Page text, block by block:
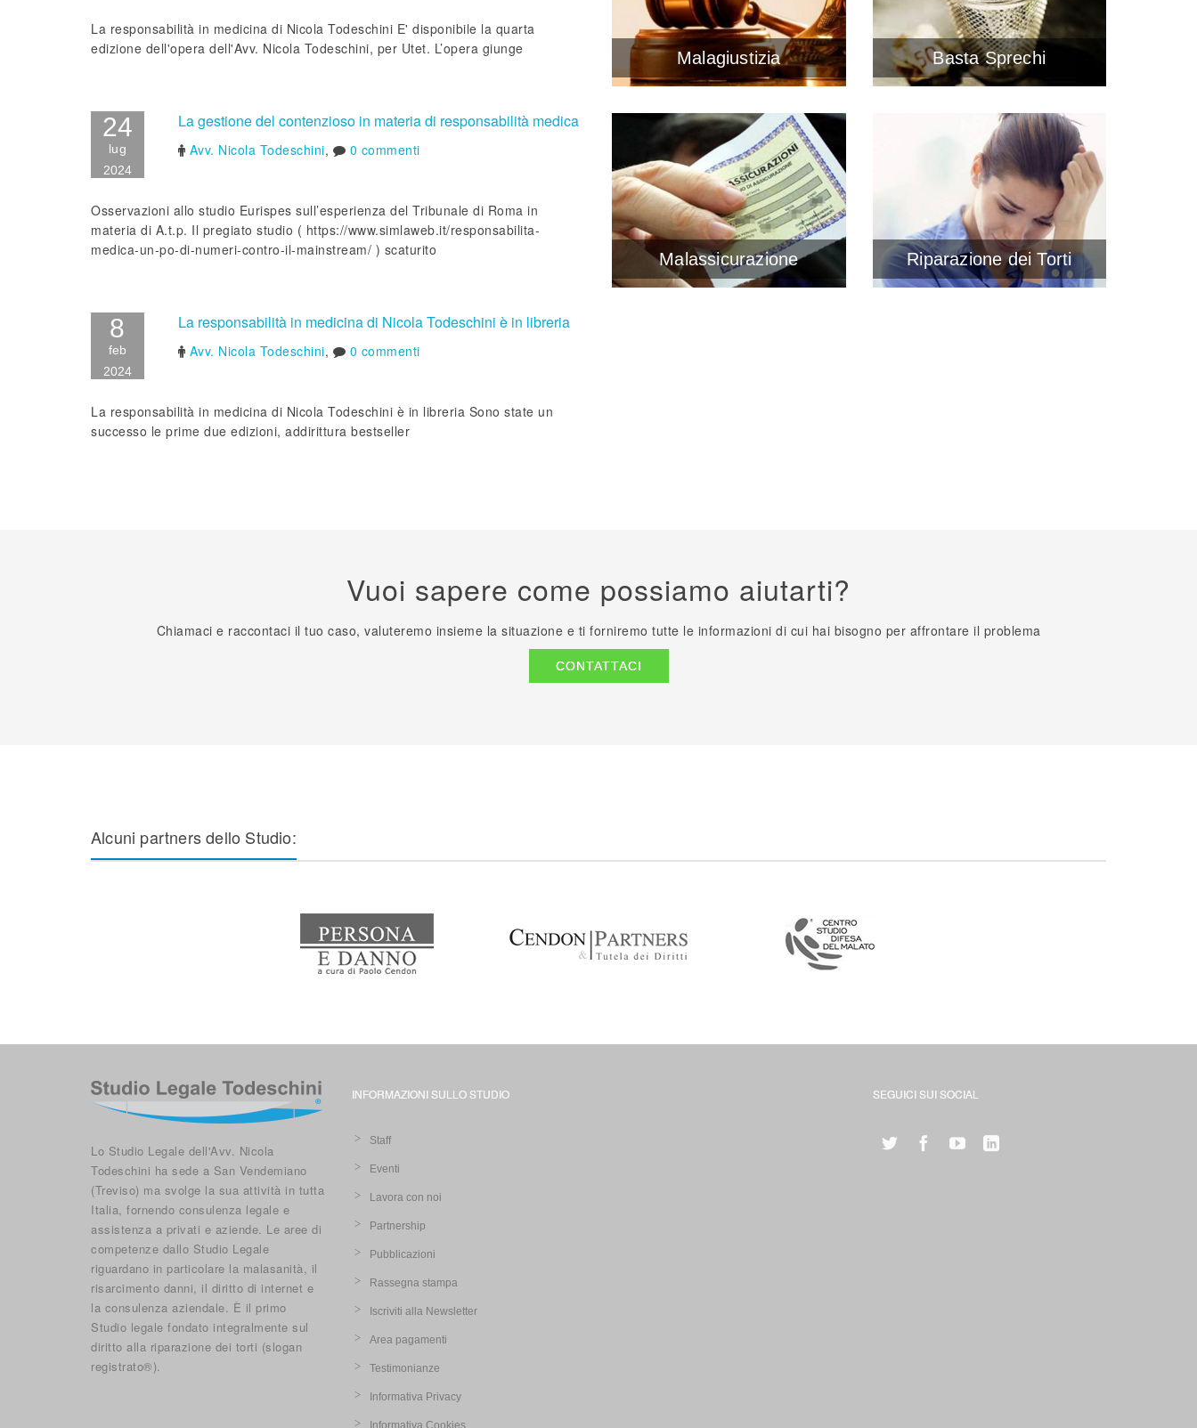
La responsabilità in medicina di Nicola Todeschini E' disponibile la quarta
edizione dell'opera dell'Avv. Nicola Todeschini, per Utet. L’opera giunge
24
lug
2024
La gestione del contenzioso in materia di responsabilità medica
Avv. Nicola Todeschini, 0 commenti
Osservazioni allo studio Eurispes sull’esperienza del Tribunale di Roma in
materia di A.t.p. Il pregiato studio ( https://www.simlaweb.it/responsabilita-
medica-un-po-di-numeri-contro-il-mainstream/ ) scaturito
8
feb
2024
La responsabilità in medicina di Nicola Todeschini è in libreria
Avv. Nicola Todeschini, 0 commenti
La responsabilità in medicina di Nicola Todeschini è in libreria Sono state un
successo le prime due edizioni, addirittura bestseller
Malagiustizia Basta Sprechi
Malassicurazione Riparazione dei Torti
Vuoi sapere come possiamo aiutarti?
Chiamaci e raccontaci il tuo caso, valuteremo insieme la situazione e ti forniremo tutte le informazioni di cui hai bisogno per affrontare il problema
CONTATTACI
Alcuni partners dello Studio:
Lo Studio Legale dell'Avv. Nicola
Todeschini ha sede a San Vendemiano
(Treviso) ma svolge la sua attività in tutta
Italia, fornendo consulenza legale e
assistenza a privati e aziende. Le aree di
competenze dallo Studio Legale
riguardano in particolare la malasanità, il
risarcimento danni, il diritto di internet e
la consulenza aziendale. È il primo
Studio legale fondato integralmente sul
diritto alla riparazione dei torti (slogan
registrato®).
INFORMAZIONI SULLO STUDIO
Staff
Eventi
Lavora con noi
Partnership
Pubblicazioni
Rassegna stampa
Iscriviti alla Newsletter
Area pagamenti
Testimonianze
Informativa Privacy
SEGUICI SUI SOCIAL